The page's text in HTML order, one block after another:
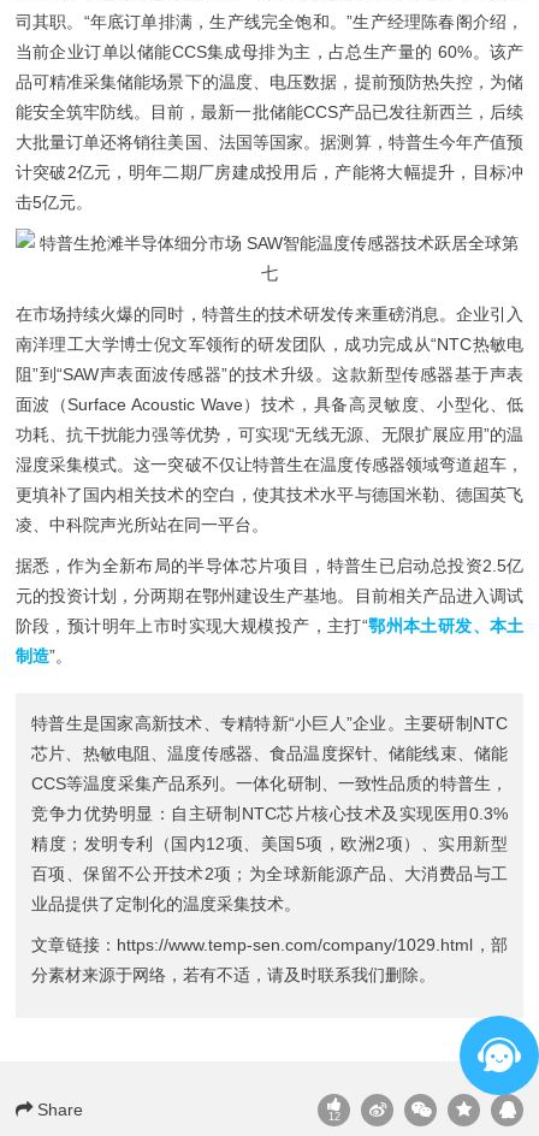
司其职。“年底订单排满，生产线完全饱和。”生产经理陈春阁介绍，
当前企业订单以储能CCS集成母排为主，占总生产量的 60%。该产
品可精准采集储能场景下的温度、电压数据，提前预防热失控，为储
能安全筑牢防线。目前，最新一批储能CCS产品已发往新西兰，后续
大批量订单还将销往美国、法国等国家。据测算，特普生今年产值预
计突破2亿元，明年二期厂房建成投用后，产能将大幅提升，目标冲
击5亿元。
在市场持续火爆的同时，特普生的技术研发传来重磅消息。企业引入
南洋理工大学博士倪文军领衔的研发团队，成功完成从“NTC热敏电
阻”到“SAW声表面波传感器”的技术升级。这款新型传感器基于声表
面波（Surface Acoustic Wave）技术，具备高灵敏度、小型化、低
功耗、抗干扰能力强等优势，可实现“无线无源、无限扩展应用”的温
湿度采集模式。这一突破不仅让特普生在温度传感器领域弯道超车，
更填补了国内相关技术的空白，使其技术水平与德国米勒、德国英飞
凌、中科院声光所站在同一平台。
据悉，作为全新布局的半导体芯片项目，特普生已启动总投资2.5亿
元的投资计划，分两期在鄂州建设生产基地。目前相关产品进入调试
阶段，预计明年上市时实现大规模投产，主打“鄂州本土研发、本土
制造”。
特普生是国家高新技术、专精特新“小巨人”企业。主要研制 NTC
芯片
热敏电阻 、温度传感器 、食品温度探针 、储能线束、 储能
CCS等温度采集产品系列。一体化研制、一致性品质的特普生，
竞争力优势明显：自主研制NTC芯片核心技术及实现医用0.3%
精度；发明专利（国内12项、美国5项，欧洲2项）、实用新型
百项、保留不公开技术2项；为全球新能源产品、大消费品与工
业品提供了定制化的温度采集技术。
文章链接： https://www.temp-sen.com/company/1029.html ，部
分素材来源于网络，若有不适，请及时联系我们删除。
Share 12